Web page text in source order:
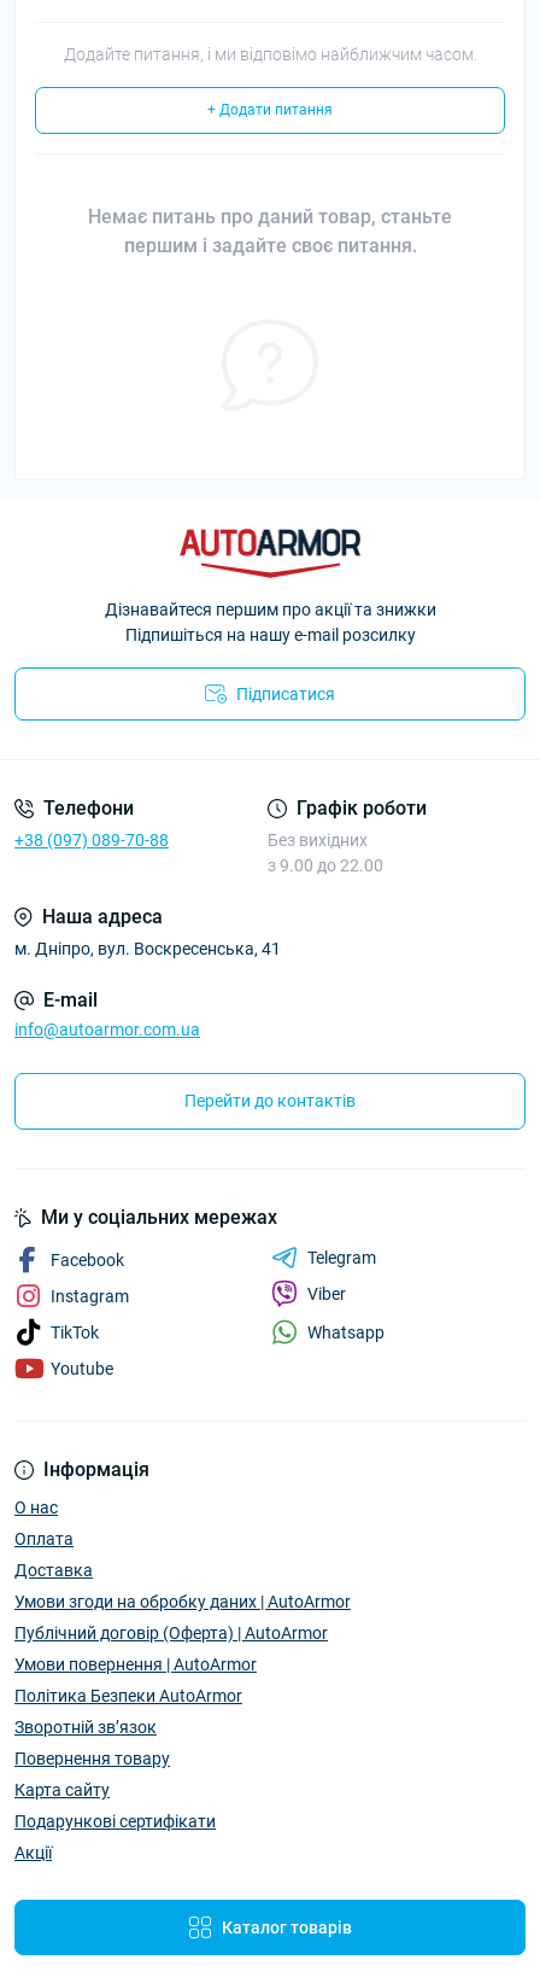
Додайте питання, і ми відповімо найближчим часом.
+ Додати питання
Немає питань про даний товар, станьте
першим і задайте своє питання.
Дізнавайтеся першим про акції та знижки
Підпишіться на нашу e-mail розсилку
Підписатися
Телефони
+38 (097) 089-70-88
Графік роботи
Без вихідних
з 9.00 до 22.00
Наша адреса
м. Дніпро, вул. Воскресенська, 41
E-mail
info@autoarmor.com.ua
Перейти до контактів
Інформація
О нас
Оплата
Доставка
Умови згоди на обробку даних | AutoArmor
Публічний договір (Оферта) | AutoArmor
Умови повернення | AutoArmor
Політика Безпеки AutoArmor
Зворотній зв’язок
Повернення товару
Карта сайту
Подарункові сертифікати
Акції
Каталог товарів
Ми у соціальних мережах
Facebook
Instagram
TikTok
Youtube
Telegram
Viber
Whatsapp